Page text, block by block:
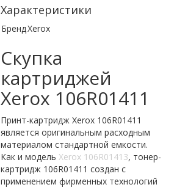
Характеристики
БрендXerox
Скупка
картриджей
Xerox 106R01411
Принт-картридж Xerox 106R01411
является оригинальным расходным
материалом стандартной емкости.
Как и модельXerox 106R01413, тонер-
картридж 106R01411 создан с
применением фирменных технологий